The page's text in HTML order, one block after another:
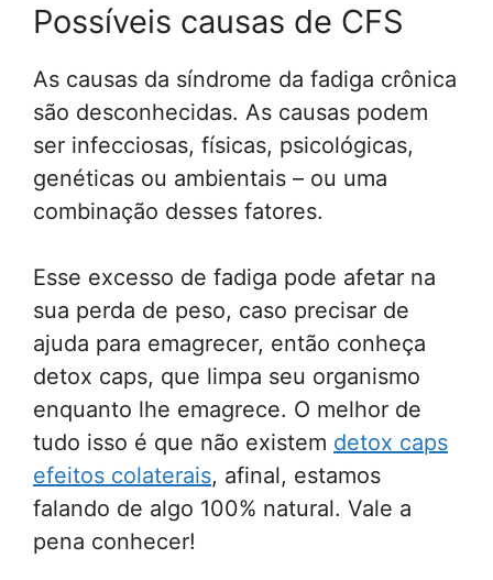
Possíveis causas de CFS
As causas da síndrome da fadiga crônica
são desconhecidas. As causas podem
ser infecciosas, físicas, psicológicas,
genéticas ou ambientais – ou uma
combinação desses fatores.
Esse excesso de fadiga pode afetar na
sua perda de peso, caso precisar de
ajuda para emagrecer, então conheça
detox caps, que limpa seu organismo
enquanto lhe emagrece. O melhor de
tudo isso é que não existem detox caps
efeitos colaterais, afinal, estamos
falando de algo 100% natural. Vale a
pena conhecer!